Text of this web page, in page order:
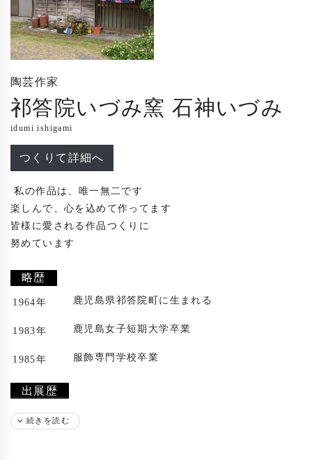
陶芸作家
祁答院いづみ窯 石神いづみ
idumi ishigami
つくりて詳細へ
私の作品は、唯一無二です
楽しんで、心を込めて作ってます
皆様に愛される作品つくりに
努めています
略歴
1964年 鹿児島県祁答院町に生まれる
1983年 鹿児島女子短期大学卒業
1985年 服飾専門学校卒業
出展歴
1992年 国内各地多数
続きを読む